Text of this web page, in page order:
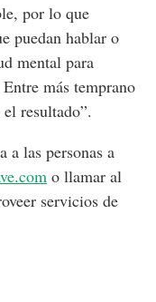
por lo que
puedan hablar o
mental para
más temprano
resultado”.
a las personas a
o llamar al
servicios de